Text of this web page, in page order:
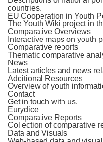
countries.
EU Cooperation in Youth
The Youth Wiki project in
Comparative Overviews
Interactive maps on youth
Comparative reports
Thematic comparative
News
Latest articles and news
Additional Resources
Overview of youth
Contact
Get in touch with us.
Eurydice
Comparative Reports
Collection of comparative
Data and Visuals